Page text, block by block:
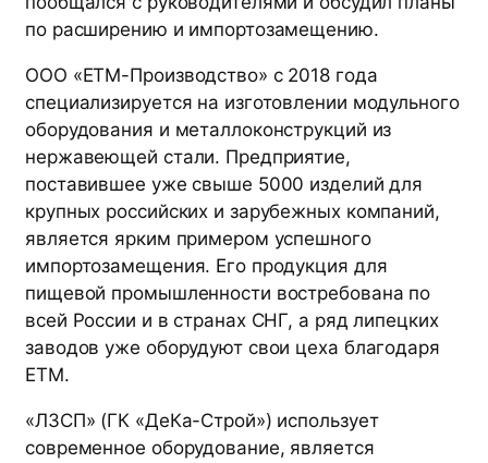
по расширению и импортозамещению.
ООО «ETM-Производство» с 2018 года
специализируется на изготовлении модульного
оборудования и металлоконструкций из
нержавеющей стали. Предприятие,
поставившее уже свыше 5000 изделий для
крупных российских и зарубежных компаний,
является ярким примером успешного
импортозамещения. Его продукция для
пищевой промышленности востребована по
всей России и в странах СНГ, а ряд липецких
заводов уже оборудуют свои цеха благодаря
ETM.
«ЛЗСП» (ГК «ДеКа-Строй») использует
современное оборудование, является